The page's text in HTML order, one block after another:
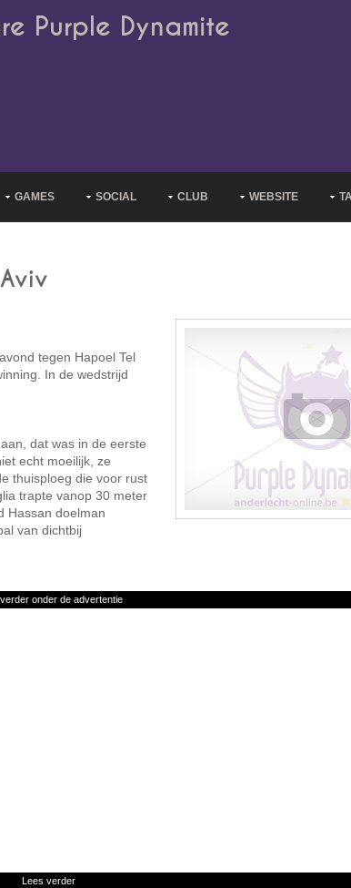
Purple Dynamite
GAMES SOCIAL CLUB WEBSITE
tegen Hapoel Tel
In de wedstrijd
dat was in de eerste
echt moeilijk, ze
thuisploeg die voor rust
trapte vanop 30 meter
Hassan doelman
van dichtbij
onder de advertentie
Lees verder